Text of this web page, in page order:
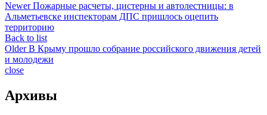
Newer Пожарные расчеты, цистерны и автолестницы: в
Альметьевске инспекторам ДПС пришлось оцепить
территорию
Back to list
Older В Крыму прошло собрание российского движения детей
и молодежи
close
Архивы